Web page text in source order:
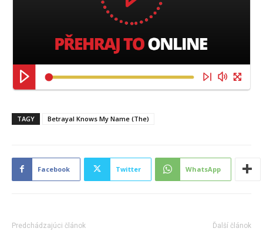
TAGY Betrayal Knows My Name (The)
Facebook Twitter WhatsApp
Predchádzajúci článok Ďalší článok